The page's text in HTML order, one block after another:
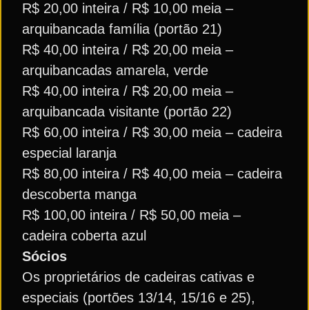
R$ 20,00 inteira / R$ 10,00 meia –
arquibancada família (portão 21)
R$ 40,00 inteira / R$ 20,00 meia –
arquibancadas amarela, verde
R$ 40,00 inteira / R$ 20,00 meia –
arquibancada visitante (portão 22)
R$ 60,00 inteira / R$ 30,00 meia – cadeira
especial laranja
R$ 80,00 inteira / R$ 40,00 meia – cadeira
descoberta manga
R$ 100,00 inteira / R$ 50,00 meia –
cadeira coberta azul
Sócios
Os proprietários de cadeiras cativas e
especiais (portões 13/14, 15/16 e 25),